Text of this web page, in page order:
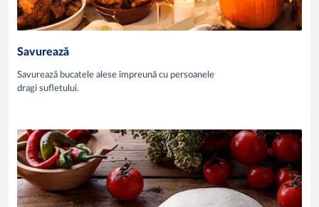
Savurează
Savurează bucatele alese împreună cu persoanele
dragi sufletului.